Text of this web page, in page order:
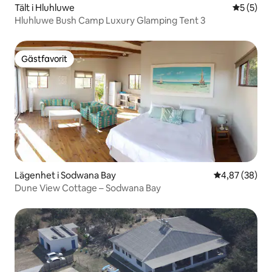
Tält i Hluhluwe 5 av 5 i
5 (5)
Hluhluwe Bush Camp Luxury Glamping Tent 3
Gästfavorit
Gästfavorit
Lägenhet i Sodwana Bay 4,87 av 5 i
4,87 (38)
Dune View Cottage – Sodwana Bay